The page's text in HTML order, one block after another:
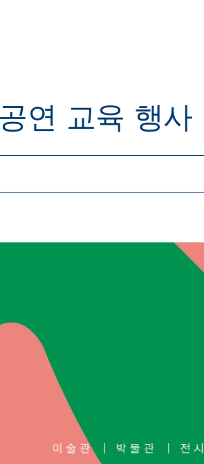
공연 교육 행사